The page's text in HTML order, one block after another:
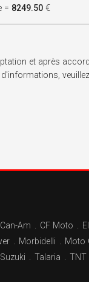
= 8249.50 €
et après accord
Can-Am CF Moto
Morbidelli Moto
Suzuki Talaria TNT